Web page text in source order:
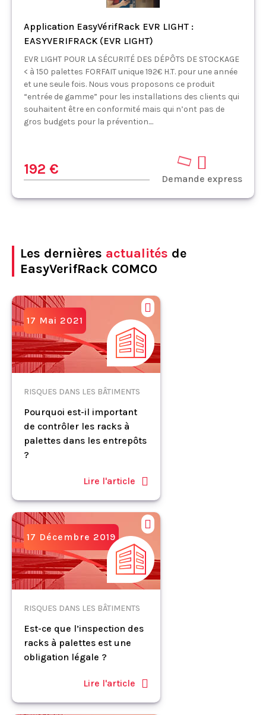
Application EasyVérifRack EVR LIGHT :
EASYVERIFRACK (EVR LIGHT)
EVR LIGHT POUR LA SÉCURITÉ DES DÉPÔTS DE STOCKAGE
< à 150 palettes FORFAIT unique 192€ H.T. pour une année
et une seule fois. Nous vous proposons ce produit
“entrée de gamme” pour les installations des clients qui
souhaitent être en conformité mais qui n’ont pas de
gros budgets pour la prévention....
192 €
Demande express
Les dernières actualités de
EasyVerifRack COMCO
17 Mai 2021
RISQUES DANS LES BÂTIMENTS
Pourquoi est-il important
de contrôler les racks à
palettes dans les entrepôts
?
Lire l'article
17 Décembre 2019
RISQUES DANS LES BÂTIMENTS
Est-ce que l’inspection des
racks à palettes est une
obligation légale ?
Lire l'article